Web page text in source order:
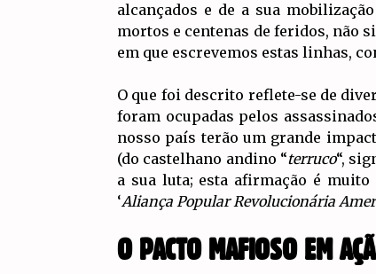
alcançados e de a sua
mortos e centenas de feridos, não
em que escrevemos estas linhas,
O que foi descrito reflete-se de
foram ocupadas pelos
nosso país terão um grande
(do castelhano andino “terruco“,
a sua luta; esta afirmação é
‘Aliança Popular Revolucionária
O PACTO MAFIOSO EM